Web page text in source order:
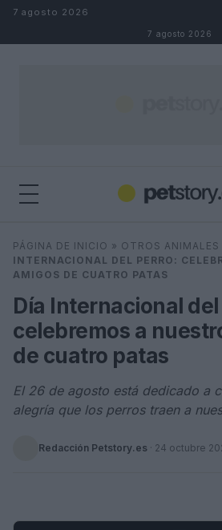
Saltar al contenido
7 agosto 2026
7 agosto 2026
Buscar
PÁGINA DE INICIO » OTROS ANIMALES
INTERNACIONAL DEL PERRO:
AMIGOS DE CUATRO PATAS
Día Internacional del
celebremos a
de cuatro patas
El 26 de agosto está dedicado a
alegría que los perros traen a
Redacción Petstory.es · 24 octubre